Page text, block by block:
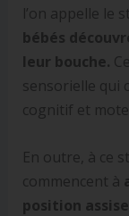
l’on appelle le
bébés
leur bouche.
sensorielle qui
cognitif et
En outre, à ce
commencent à
position